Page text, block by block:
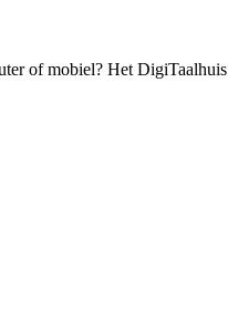
of mobiel? Het